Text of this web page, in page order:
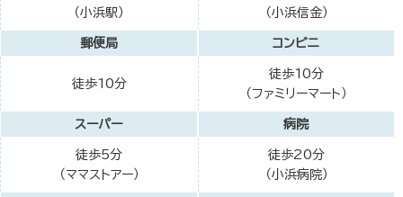
（小浜駅）
（小浜信金）
郵便局
徒歩10分
コンビニ
徒歩10分
（ファミリーマート）
スーパー
徒歩5分
（ママストアー）
病院
徒歩20分
（小浜病院）